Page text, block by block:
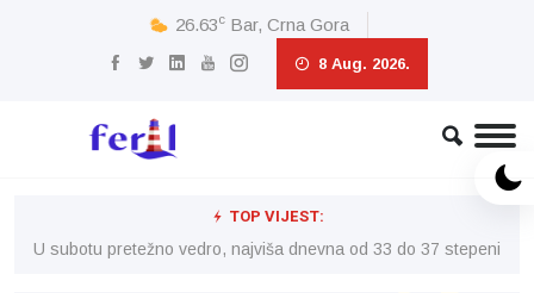
26.63c Bar, Crna Gora
8 Aug. 2026.
TOP VIJEST:
U subotu pretežno vedro, najviša dnevna od 33 do 37 stepeni